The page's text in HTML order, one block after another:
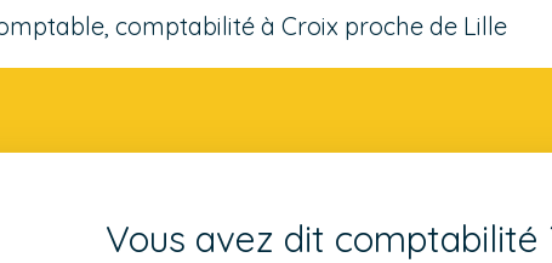
comptabilité à Croix proche de Lille
Vous avez dit comptabilité